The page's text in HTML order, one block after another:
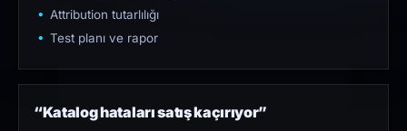
Attribution tutarlılığı
Test planı ve rapor
“Katalog hataları satış kaçırıyor”